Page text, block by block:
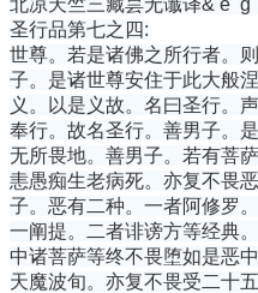
圣行品第七之四:
世尊。若是诸佛之所行者。
子。是诸世尊安住于此大般
义。以是义故。名曰圣行。
奉行。故名圣行。善男子。
无所畏地。善男子。若有菩
恚愚痴生老病死。亦复不畏恶
子。恶有二种。一者阿修罗
一阐提。二者诽谤方等经典
中诸菩萨等终不畏堕如是恶
天魔波旬。亦复不畏受二十